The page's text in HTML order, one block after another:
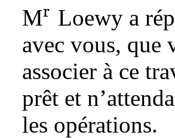
Mr
{}^{\text{r}}
Loewy a
avec vous, que
associer à ce
prêt et
les opérations.